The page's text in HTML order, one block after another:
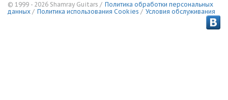
© 1999 - 2026 Shamray Guitars / Политика обработки персональных
данных / Политика использования Сookies / Условия обслуживания